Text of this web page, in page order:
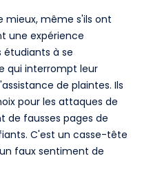
mieux, même s'ils ont
une expérience
à se
qui interrompt leur
de plaintes. Ils
pour les attaques de
de fausses pages de
C'est un casse-tête
faux sentiment de